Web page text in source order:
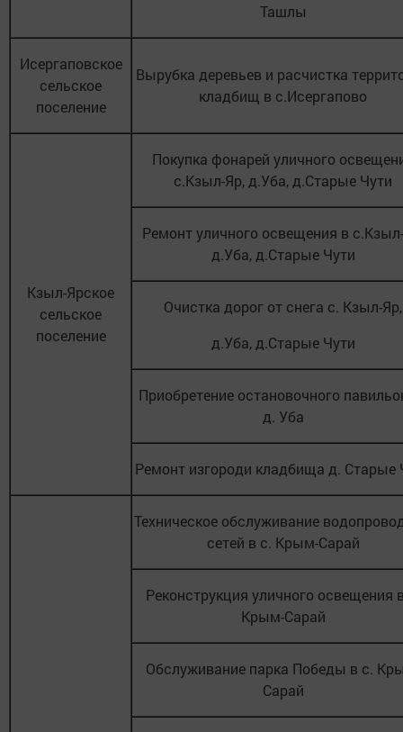
Ташлы
Исергаповское
сельское
поселение
Вырубка деревьев и расчистка
кладбищ в с.Исергапово
Кзыл-Ярское
сельское
поселение
Покупка фонарей уличного
с.Кзыл-Яр, д.Уба, д.Старые Чути
Ремонт уличного освещения в
д.Уба, д.Старые Чути
Очистка дорог от снега с. Кзыл-Яр,
д.Уба, д.Старые Чути
Приобретение остановочного
д. Уба
Ремонт изгороди кладбища д. Старые
Техническое обслуживание
сетей в с. Крым-Сарай
Реконструкция уличного освещения
Крым-Сарай
Обслуживание парка Победы в с.
Сарай